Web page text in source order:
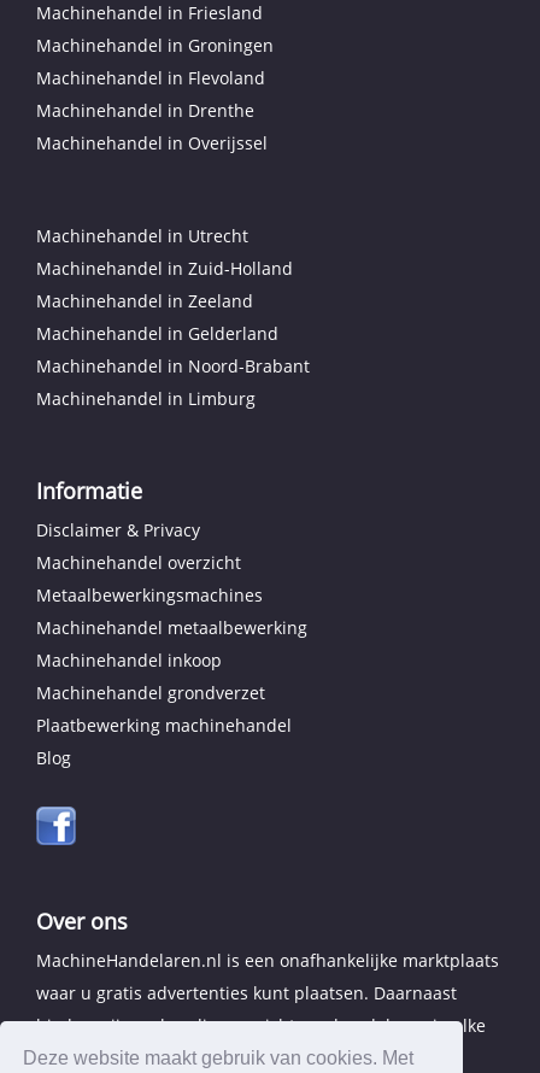
Deze website maakt gebruik van cookies. Met
Machinehandel in Friesland
Machinehandel in Groningen
Machinehandel in Flevoland
Machinehandel in Drenthe
Machinehandel in Overijssel
Machinehandel in Utrecht
Machinehandel in Zuid-Holland
Machinehandel in Zeeland
Machinehandel in Gelderland
Machinehandel in Noord-Brabant
Machinehandel in Limburg
Informatie
Disclaimer & Privacy
Machinehandel overzicht
Metaalbewerkingsmachines
Machinehandel metaalbewerking
Machinehandel inkoop
Machinehandel grondverzet
Plaatbewerking machinehandel
Blog
Over ons
MachineHandelaren.nl is een onafhankelijke marktplaats
waar u gratis advertenties kunt plaatsen. Daarnaast
bieden wij een handig overzicht van handelaren in elke
provincie.